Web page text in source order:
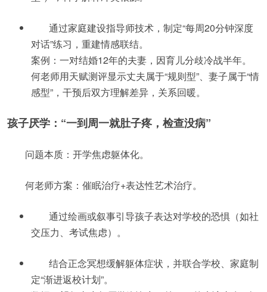
通过家庭建设指导师技术，制定“每周20分钟深度
对话”练习，重建情感联结。
案例：一对结婚12年的夫妻，因育儿分歧冷战半年。
何老师用天赋测评显示丈夫属于“规则型”、妻子属于“情
感型”，干预后双方理解差异，关系回暖。
孩子厌学：“一到周一就肚子疼，检查没病”
问题本质：开学焦虑躯体化。
何老师方案：催眠治疗+表达性艺术治疗。
通过绘画或叙事引导孩子表达对学校的恐惧（如社
交压力、考试焦虑）。
结合正念冥想缓解躯体症状，并联合学校、家庭制
定“渐进返校计划”。